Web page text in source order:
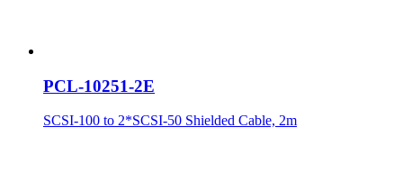
PCL-10251-2E
SCSI-100 to 2*SCSI-50 Shielded Cable, 2m